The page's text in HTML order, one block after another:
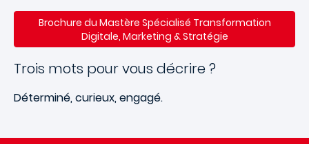
Brochure du Mastère Spécialisé Transformation
Digitale, Marketing & Stratégie
Trois mots pour vous décrire ?
Déterminé, curieux, engagé.